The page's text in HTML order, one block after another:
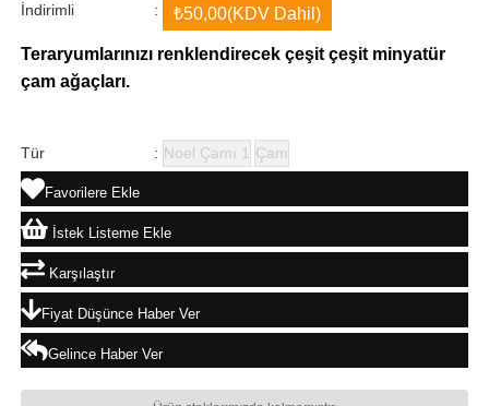
İndirimli : ₺50,00(KDV Dahil)
Teraryumlarınızı renklendirecek çeşit çeşit minyatür
çam ağaçları.
Tür : Noel Çamı 1 Çam
Favorilere Ekle
İstek Listeme Ekle
Karşılaştır
Fiyat Düşünce Haber Ver
Gelince Haber Ver